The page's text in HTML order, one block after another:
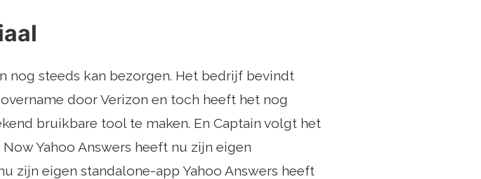
nog steeds kan bezorgen. Het bedrijf bevindt
door Verizon en toch heeft het nog
bruikbare tool te maken. En Captain volgt het
Yahoo Answers heeft nu zijn eigen
zijn eigen standalone-app Yahoo Answers heeft